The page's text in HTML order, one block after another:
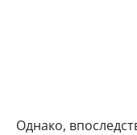
Однако,